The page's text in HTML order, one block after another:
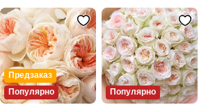
Предзаказ
Популярно
Популярно